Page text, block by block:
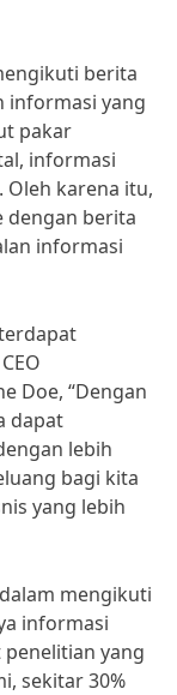
berita
informasi yang
pakar
informasi
karena itu,
dengan berita
informasi
Doe, “Dengan
dapat
lebih
bagi kita
yang lebih
mengikuti
informasi
yang
sekitar 30%